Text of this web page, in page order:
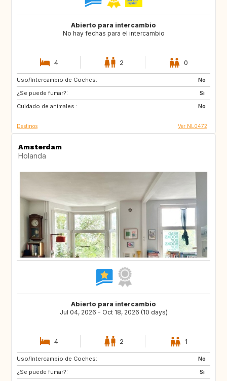
Abierto para intercambio
No hay fechas para el intercambio
4 2 0
Uso/Intercambio de Coches:
No
¿Se puede fumar?:
Si
Cuidado de animales :
No
PT
BE
DE
Destinos Ver NL0472
Amsterdam
Holanda
Abierto para intercambio
Jul 04, 2026 - Oct 18, 2026 (10 days)
4 2 1
Uso/Intercambio de Coches:
No
¿Se puede fumar?:
Si
JP
FR